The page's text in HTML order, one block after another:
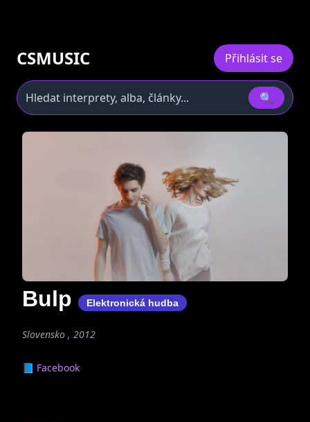
CSMUSIC Přihlásit se
🔍
Bulp Elektronická hudba
Slovensko , 2012
📘 Facebook